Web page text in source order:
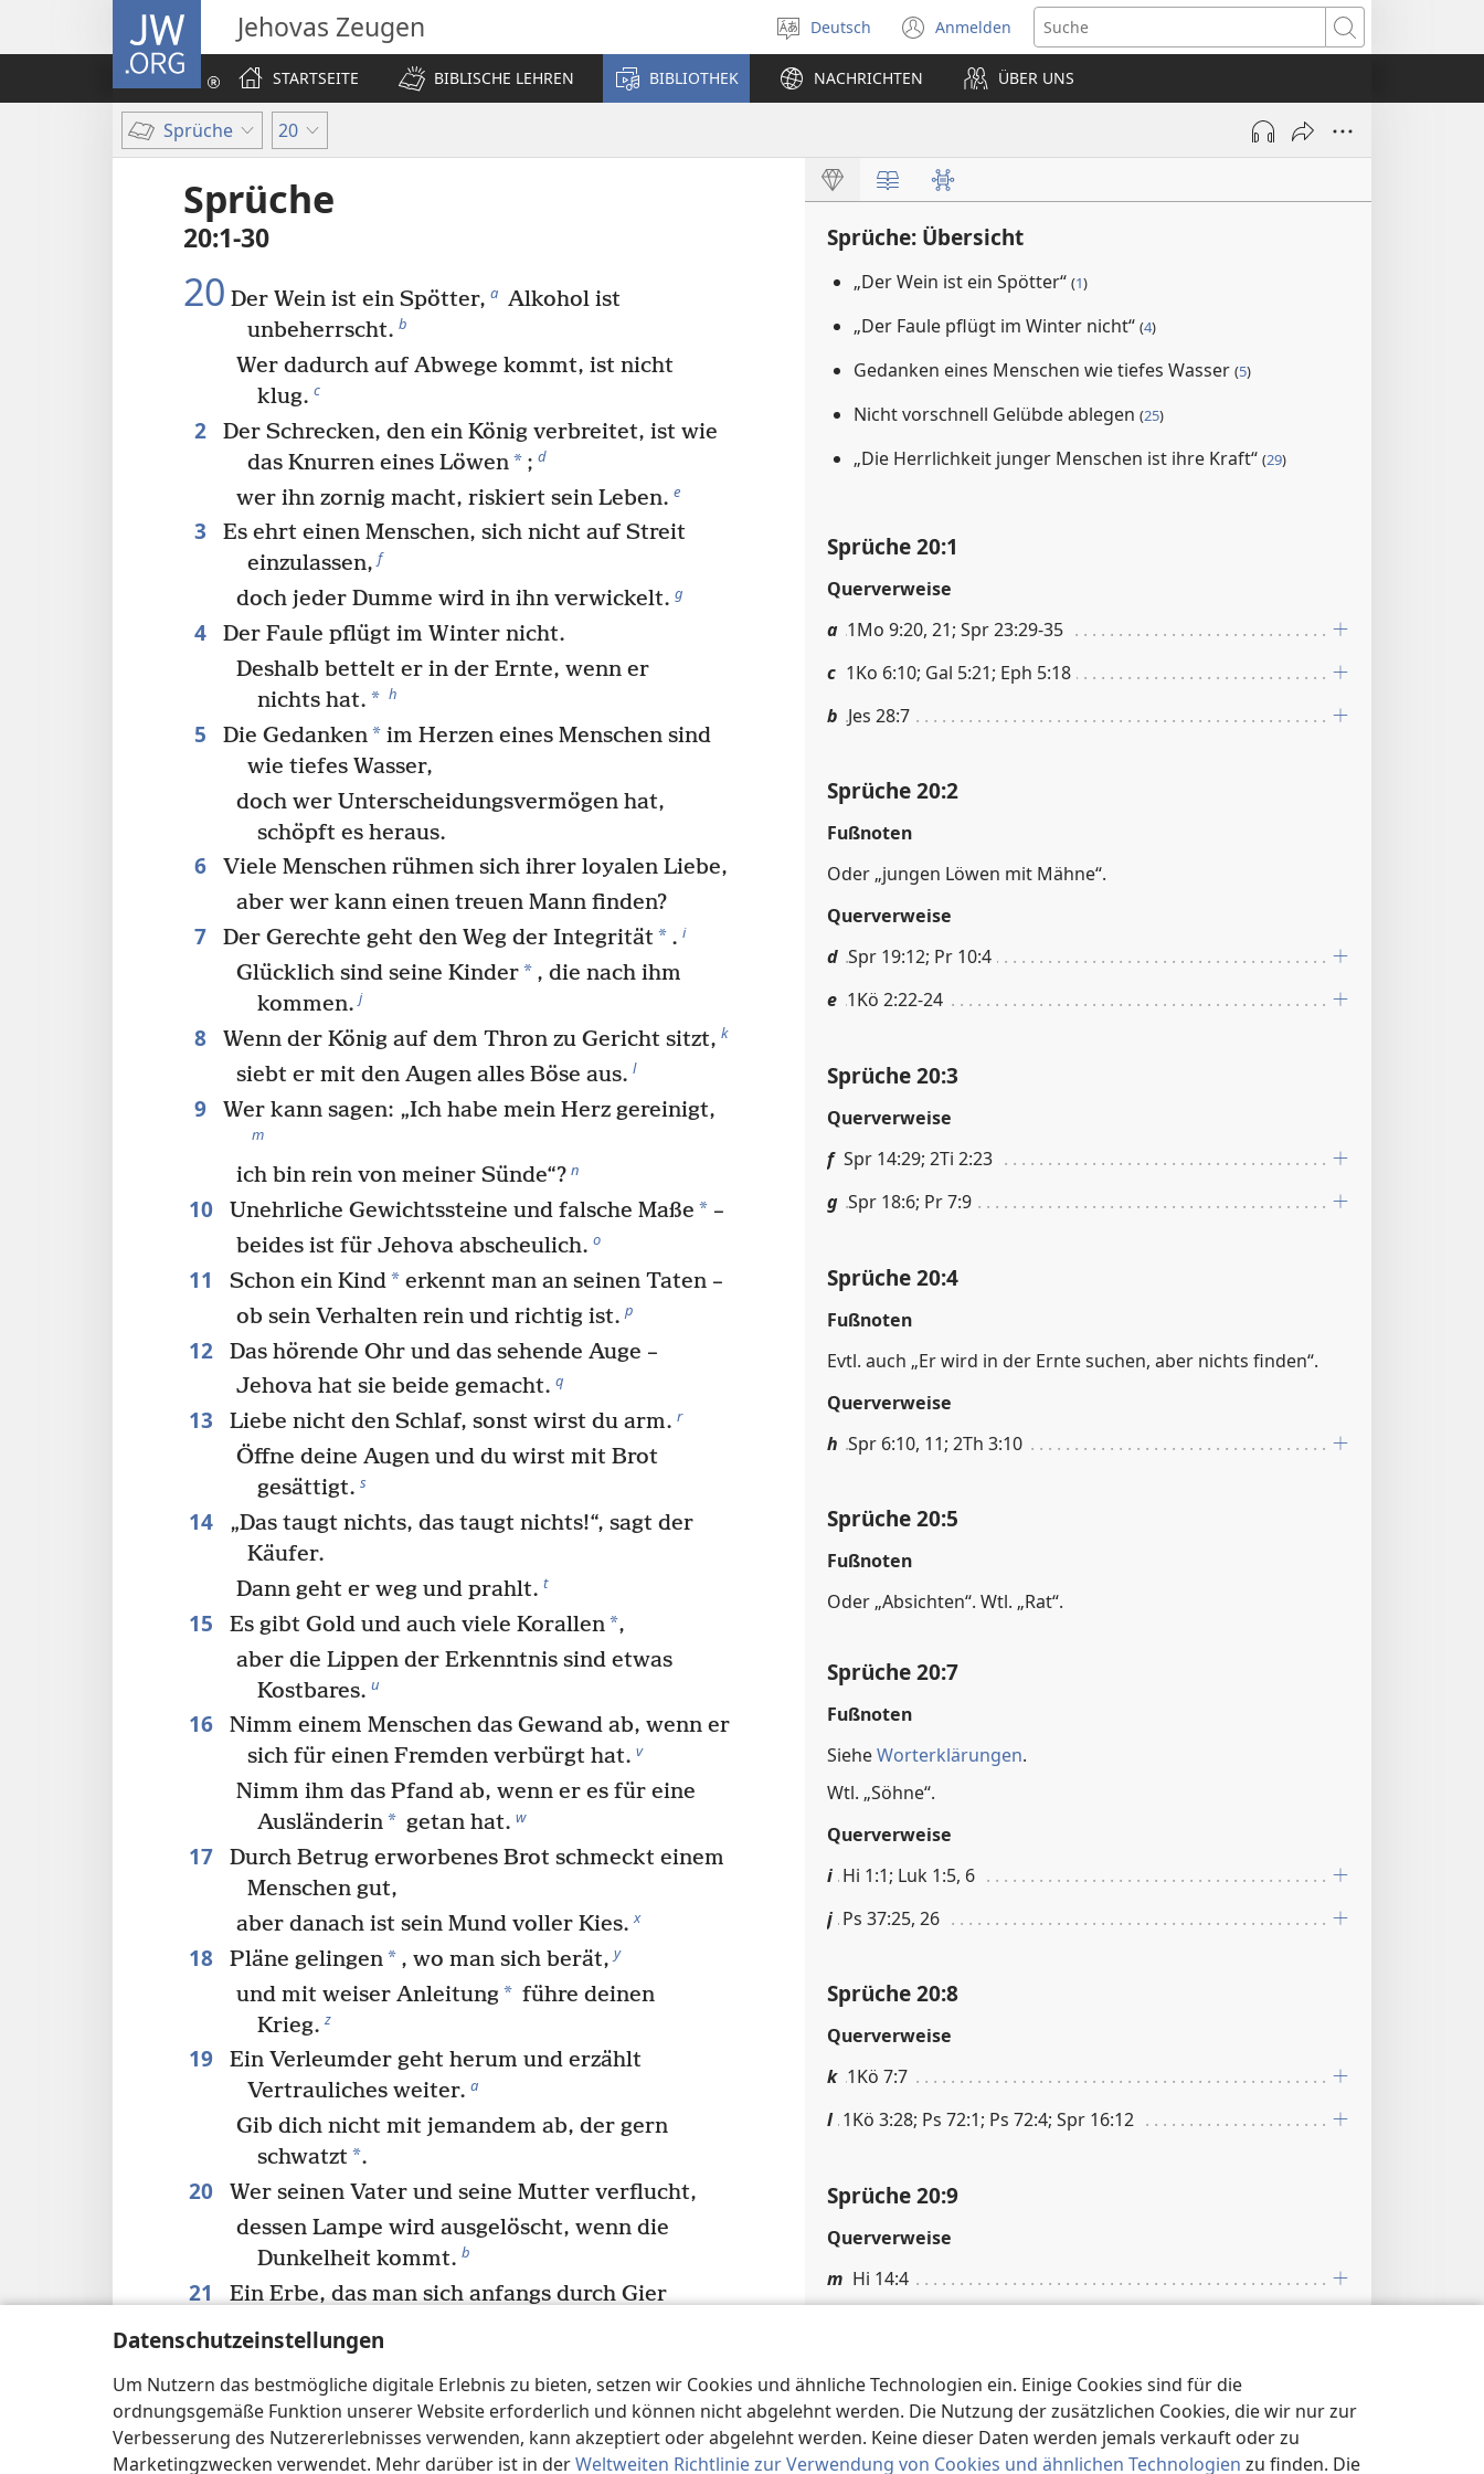
Datenschutzeinstellungen
Um Nutzern das bestmögliche digitale Erlebnis zu bieten, setzen wir Cookies und ähnliche Technologien ein. Einige Cookies sind für die
ordnungsgemäße Funktion unserer Website erforderlich und können nicht abgelehnt werden. Die Nutzung der zusätzlichen Cookies, die wir nur zur
Verbesserung des Nutzererlebnisses verwenden, kann akzeptiert oder abgelehnt werden. Keine dieser Daten werden jemals verkauft oder zu
Marketingzwecken verwendet. Mehr darüber ist in derWeltweiten Richtlinie zur Verwendung von Cookies und ähnlichen Technologien zu finden. Die
JW.ORG Jehovas Zeugen
Sprache
auswählen
Deutsch Anmelden
(öffnet
neues
Fenster)
Suche
STARTSEITE
BIBLISCHE LEHREN BIBLIOTHEK NACHRICHTEN ÜBER UNS
Sprüche 20
Sprüche
20:1-30
20 Der Wein ist ein Spötter, a Alkohol ist
unbeherrscht. b
Wer dadurch auf Abwege kommt, ist nicht
klug. c
2
Der Schrecken, den ein König verbreitet, ist wie
das Knurren eines Löwen* ; d
wer ihn zornig macht, riskiert sein Leben. e
3
Es ehrt einen Menschen, sich nicht auf Streit
einzulassen, f
doch jeder Dumme wird in ihn verwickelt. g
4
Der Faule pflügt im Winter nicht.
Deshalb bettelt er in der Ernte, wenn er
nichts hat. * h
5 Die Gedanken*im Herzen eines Menschen sind
wie tiefes Wasser,
doch wer Unterscheidungsvermögen hat,
schöpft es heraus.
6
Viele Menschen rühmen sich ihrer loyalen Liebe,
aber wer kann einen treuen Mann finden?
7 Der Gerechte geht den Weg der Integrität* . i
Glücklich sind seine Kinder* , die nach ihm
kommen. j
8 Wenn der König auf dem Thron zu Gericht sitzt, k
siebt er mit den Augen alles Böse aus. l
9 Wer kann sagen: „Ich habe mein Herz gereinigt,
m
ich bin rein von meiner Sünde“? n
10 Unehrliche Gewichtssteine und falsche Maße *–
beides ist für Jehova abscheulich. o
11 Schon ein Kind*erkennt man an seinen Taten –
ob sein Verhalten rein und richtig ist. p
12
Das hörende Ohr und das sehende Auge –
Jehova hat sie beide gemacht. q
13 Liebe nicht den Schlaf, sonst wirst du arm. r
Öffne deine Augen und du wirst mit Brot
gesättigt. s
14
„Das taugt nichts, das taugt nichts!“, sagt der
Käufer.
Dann geht er weg und prahlt. t
15 Es gibt Gold und auch viele Korallen*,
aber die Lippen der Erkenntnis sind etwas
Kostbares. u
16
Nimm einem Menschen das Gewand ab, wenn er
sich für einen Fremden verbürgt hat. v
Nimm ihm das Pfand ab, wenn er es für eine
Ausländerin* getan hat. w
17
Durch Betrug erworbenes Brot schmeckt einem
Menschen gut,
aber danach ist sein Mund voller Kies. x
18 Pläne gelingen* , wo man sich berät, y
und mit weiser Anleitung* führe deinen
Krieg. z
19
Ein Verleumder geht herum und erzählt
Vertrauliches weiter. a
Gib dich nicht mit jemandem ab, der gern
schwatzt*.
20
Wer seinen Vater und seine Mutter verflucht,
dessen Lampe wird ausgelöscht, wenn die
Dunkelheit kommt. b
21
Ein Erbe, das man sich anfangs durch Gier
verschafft,
wird am Ende keinen Segen bringen.
22 Sag nicht: „Ich werde Böses zurückzahlen!“ d
Hoffe auf Jehova e und er wird dich retten. f
23 Unehrliche*Gewichtssteine sind für Jehova
Sprüche: Übersicht
„Der Wein ist ein Spötter“ (1)
„Der Faule pflügt im Winter nicht“ (4)
Gedanken eines Menschen wie tiefes Wasser (5)
Nicht vorschnell Gelübde ablegen (25)
„Die Herrlichkeit junger Menschen ist ihre Kraft“ (29)
Sprüche 20:1
Querverweise
a 1Mo 9:20, 21; Spr 23:29-35
c 1Ko 6:10; Gal 5:21; Eph 5:18
b Jes 28:7
Sprüche 20:2
Fußnoten
Oder „jungen Löwen mit Mähne“.
Querverweise
d Spr 19:12; Pr 10:4
e 1Kö 2:22-24
Sprüche 20:3
Querverweise
f Spr 14:29; 2Ti 2:23
g Spr 18:6; Pr 7:9
Sprüche 20:4
Fußnoten
Evtl. auch „Er wird in der Ernte suchen, aber nichts finden“.
Querverweise
h Spr 6:10, 11; 2Th 3:10
Sprüche 20:5
Fußnoten
Oder „Absichten“. Wtl. „Rat“.
Sprüche 20:7
Fußnoten
SieheWorterklärungen.
Wtl. „Söhne“.
Querverweise
i Hi 1:1; Luk 1:5, 6
j Ps 37:25, 26
Sprüche 20:8
Querverweise
k 1Kö 7:7
l 1Kö 3:28; Ps 72:1; Ps 72:4; Spr 16:12
Sprüche 20:9
Querverweise
m Hi 14:4
Sprüche 20:10
Fußnoten